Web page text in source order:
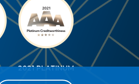
2021 PLATINUM